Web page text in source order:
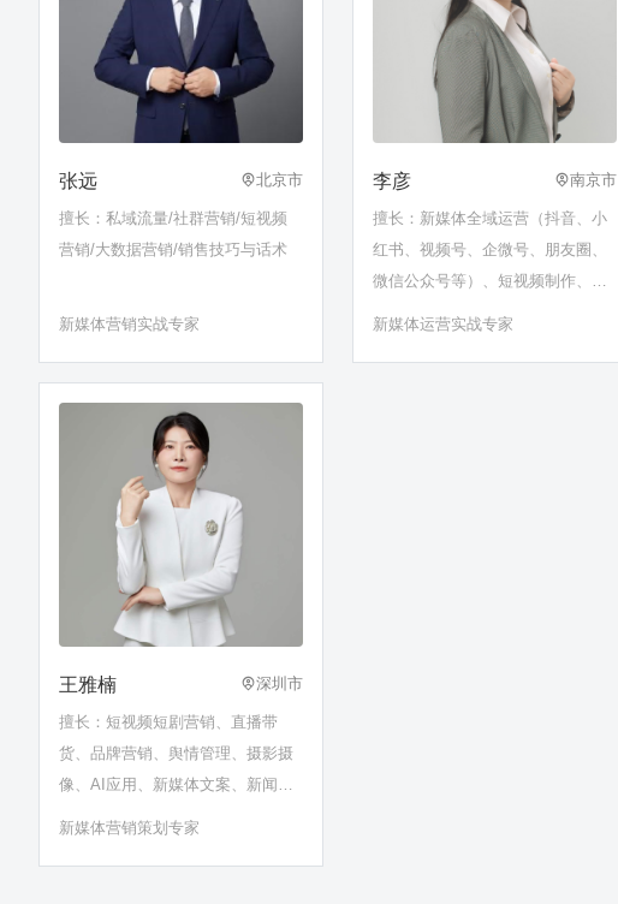
张远 北京市
擅长：私域流量/社群营销/短视频
营销/大数据营销/销售技巧与话术
新媒体营销实战专家
李彦 南京市
擅长：新媒体全域运营（抖音、小
红书、视频号、企微号、朋友圈、
微信公众号等）、短视频制作、直
播带货、企微社群和私域运营、实
新媒体运营实战专家
王雅楠 深圳市
擅长：短视频短剧营销、直播带
货、品牌营销、舆情管理、摄影摄
像、AI应用、新媒体文案、新闻采
编等。
新媒体营销策划专家